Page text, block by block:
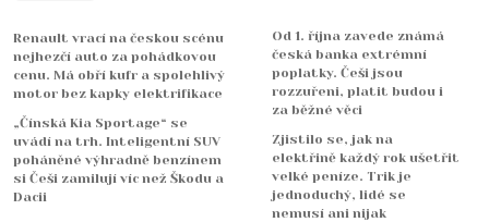
Renault vrací na českou scénu
nejhezčí auto za pohádkovou
cenu. Má obří kufr a spolehlivý
motor bez kapky elektrifikace
„Čínská Kia Sportage“ se
uvádí na trh. Inteligentní SUV
poháněné výhradně benzínem
si Češi zamilují víc než Škodu a
Dacii
Od 1. října zavede známá
česká banka extrémní
poplatky. Češi jsou
rozzuřeni, platit budou i
za běžné věci
Zjistilo se, jak na
elektřině každý rok ušetřit
velké peníze. Trik je
jednoduchý, lidé se
nemusí ani nijak